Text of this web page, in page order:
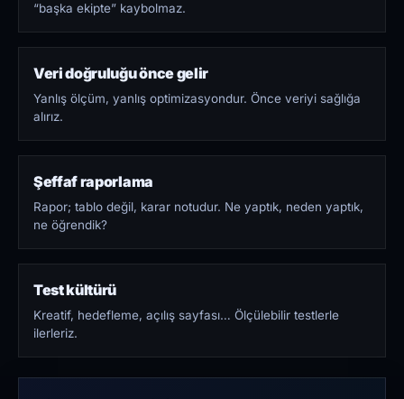
“başka ekipte” kaybolmaz.
Veri doğruluğu önce gelir
Yanlış ölçüm, yanlış optimizasyondur. Önce veriyi sağlığa
alırız.
Şeffaf raporlama
Rapor; tablo değil, karar notudur. Ne yaptık, neden yaptık,
ne öğrendik?
Test kültürü
Kreatif, hedefleme, açılış sayfası… Ölçülebilir testlerle
ilerleriz.